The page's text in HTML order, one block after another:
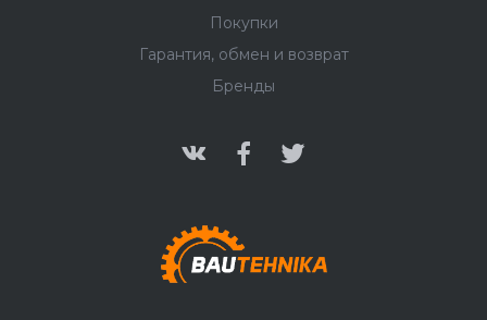
Покупки
Гарантия, обмен и возврат
Бренды